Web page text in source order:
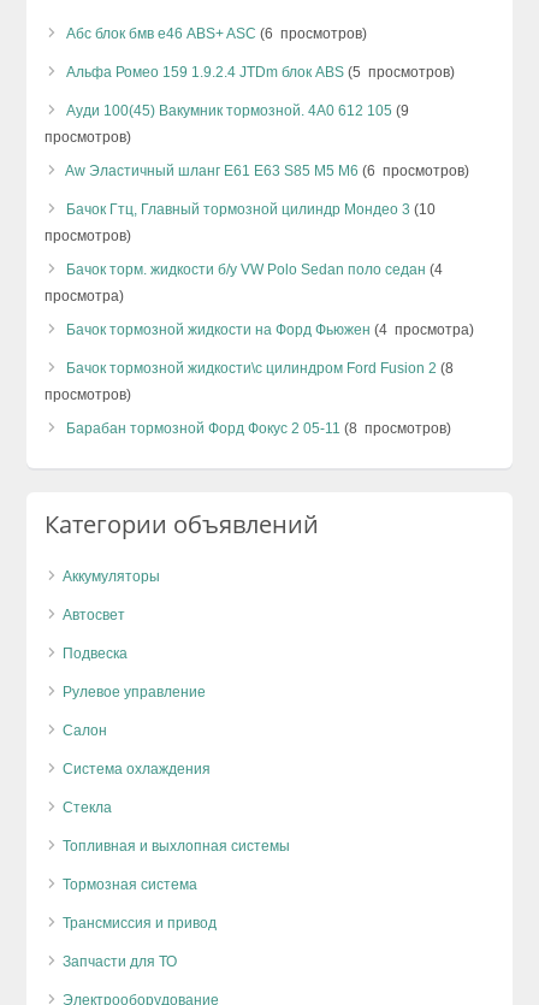
Абс блок бмв е46 ABS+ ASC (6 просмотров)
Альфа Ромео 159 1.9.2.4 JTDm блок ABS (5 просмотров)
Ауди 100(45) Вакумник тормозной. 4А0 612 105 (9
просмотров)
Aw Эластичный шланг E61 E63 S85 М5 М6 (6 просмотров)
Бачок Гтц, Главный тормозной цилиндр Мондео 3 (10
просмотров)
Бачок торм. жидкости б/у VW Polo Sedan поло седан (4
просмотра)
Бачок тормозной жидкости на Форд Фьюжен (4 просмотра)
Бачок тормозной жидкости\с цилиндром Ford Fusion 2 (8
просмотров)
Барабан тормозной Форд Фокус 2 05-11 (8 просмотров)
Категории объявлений
Аккумуляторы
Автосвет
Подвеска
Рулевое управление
Салон
Система охлаждения
Стекла
Топливная и выхлопная системы
Тормозная система
Трансмиссия и привод
Запчасти для ТО
Электрооборудование